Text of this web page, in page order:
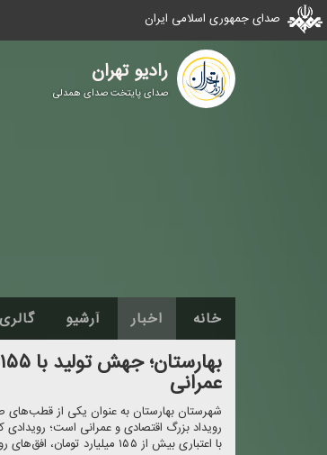
صدای جمهوری اسلامی ایران
رادیو تهران
صدای پایتخت صدای همدلی
خانه اخبار آرشیو
عمرانی
شهرستان بهارستان به عنوان یكی از قطب‌های
با اعتباری بیش از ۱۵۵ میلیارد تومان، افق‌های روشنی برای رفع موانع تولید و ارتقای زیرساخت‌های شهری ترسیم می‌كند.